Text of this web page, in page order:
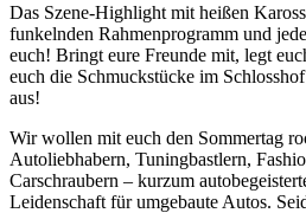
Das Szene-Highlight mit heißen
funkelnden Rahmenprogramm und
euch! Bringt eure Freunde mit, legt
euch die Schmuckstücke im
aus!
Wir wollen mit euch den Sommertag
Autoliebhabern, Tuningbastlern,
Carschraubern – kurzum
Leidenschaft für umgebaute Autos.